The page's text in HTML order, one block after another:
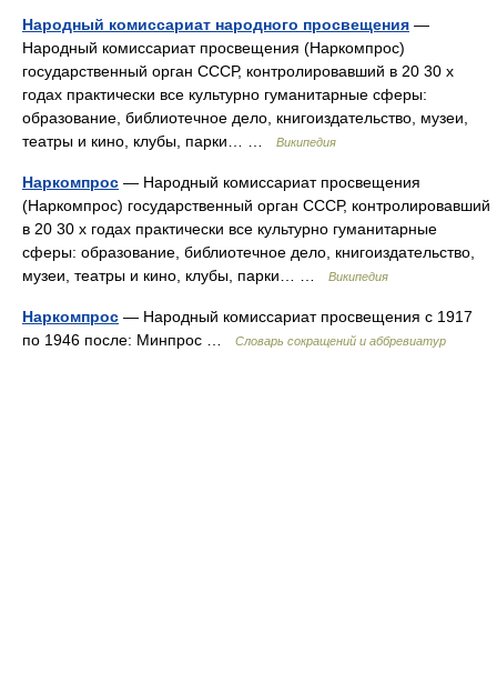
Народный комиссариат народного просвещения —
Народный комиссариат просвещения (Наркомпрос)
государственный орган СССР, контролировавший в 20 30 х
годах практически все культурно гуманитарные сферы:
образование, библиотечное дело, книгоиздательство, музеи,
театры и кино, клубы, парки… …
Википедия
Наркомпрос — Народный комиссариат просвещения
(Наркомпрос) государственный орган СССР, контролировавший
в 20 30 х годах практически все культурно гуманитарные
сферы: образование, библиотечное дело, книгоиздательство,
музеи, театры и кино, клубы, парки… …
Википедия
Наркомпрос — Народный комиссариат просвещения с 1917
по 1946 после: Минпрос …
Словарь сокращений и аббревиатур